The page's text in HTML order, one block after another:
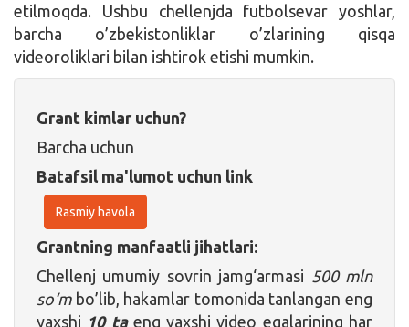
etilmoqda. Ushbu chellenjda futbolsevar yoshlar,
barcha o’zbekistonliklar o’zlarining qisqa
videoroliklari bilan ishtirok etishi mumkin.
Grant kimlar uchun?
Barcha uchun
Batafsil ma'lumot uchun link
Rasmiy havola
Grantning manfaatli jihatlari:
Chellenj umumiy sovrin jamg‘armasi 500 mln
so‘mbo’lib, hakamlar tomonida tanlangan eng
yaxshi 10 taeng yaxshi video egalarining har